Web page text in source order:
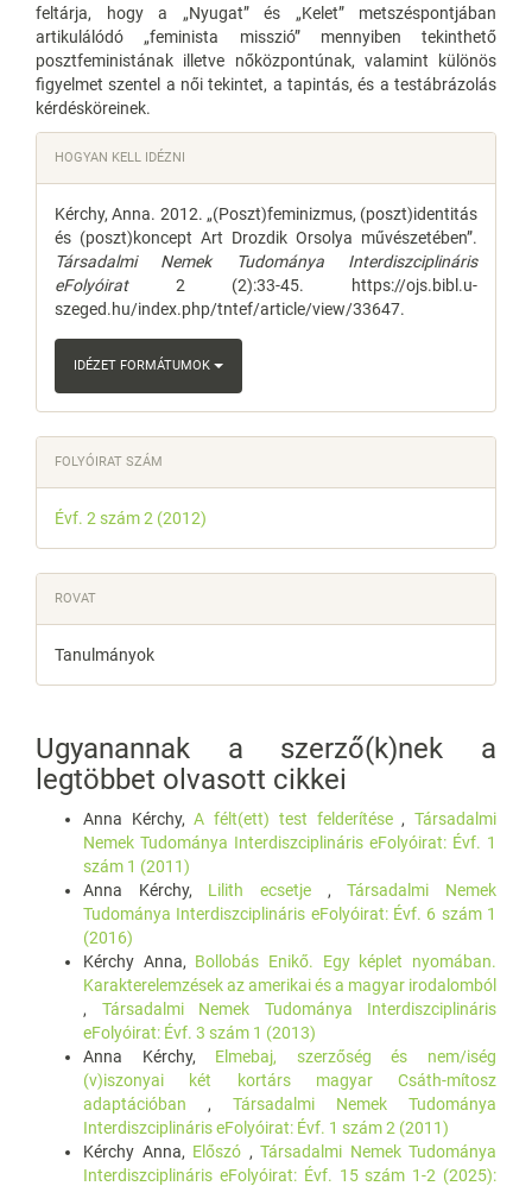
feltárja, hogy a „Nyugat” és „Kelet” metszéspontjában
artikulálódó „feminista misszió” mennyiben tekinthető
posztfeministának illetve nőközpontúnak, valamint különös
figyelmet szentel a női tekintet, a tapintás, és a testábrázolás
kérdésköreinek.
Article
Details
HOGYAN KELL IDÉZNI
Kérchy, Anna. 2012. „(Poszt)feminizmus, (poszt)identitás
és (poszt)koncept Art Drozdik Orsolya művészetében”.
Társadalmi Nemek Tudománya Interdiszciplináris
eFolyóirat2 (2):33-45. https://ojs.bibl.u-
szeged.hu/index.php/tntef/article/view/33647.
IDÉZET FORMÁTUMOK
FOLYÓIRAT SZÁM
Évf. 2 szám 2 (2012)
ROVAT
Tanulmányok
Ugyanannak a szerző(k)nek a
legtöbbet olvasott cikkei
Anna Kérchy,A félt(ett) test felderítése ,Társadalmi
Nemek Tudománya Interdiszciplináris eFolyóirat: Évf. 1
szám 1 (2011)
Anna Kérchy, Lilith ecsetje ,Társadalmi Nemek
Tudománya Interdiszciplináris eFolyóirat: Évf. 6 szám 1
(2016)
Kérchy Anna, Bollobás Enikő. Egy képlet nyomában.
Karakterelemzések az amerikai és a magyar irodalomból
, Társadalmi Nemek Tudománya Interdiszciplináris
eFolyóirat: Évf. 3 szám 1 (2013)
Anna Kérchy, Elmebaj, szerzőség és nem/iség
(v)iszonyai két kortárs magyar Csáth-mítosz
adaptációban , Társadalmi Nemek Tudománya
Interdiszciplináris eFolyóirat: Évf. 1 szám 2 (2011)
Kérchy Anna, Előszó , Társadalmi Nemek Tudománya
Interdiszciplináris eFolyóirat: Évf. 15 szám 1-2 (2025):